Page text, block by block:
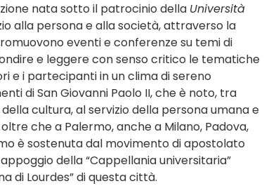
nata sotto il patrocinio della Università
alla persona e alla società, attraverso la
eventi e conferenze su temi di
e leggere con senso critico le tematiche
e i partecipanti in un clima di sereno
di San Giovanni Paolo II, che è noto, tra
cultura, al servizio della persona umana e
che a Palermo, anche a Milano, Padova,
è sostenuta dal movimento di apostolato
della “Cappellania universitaria”
di Lourdes” di questa città.